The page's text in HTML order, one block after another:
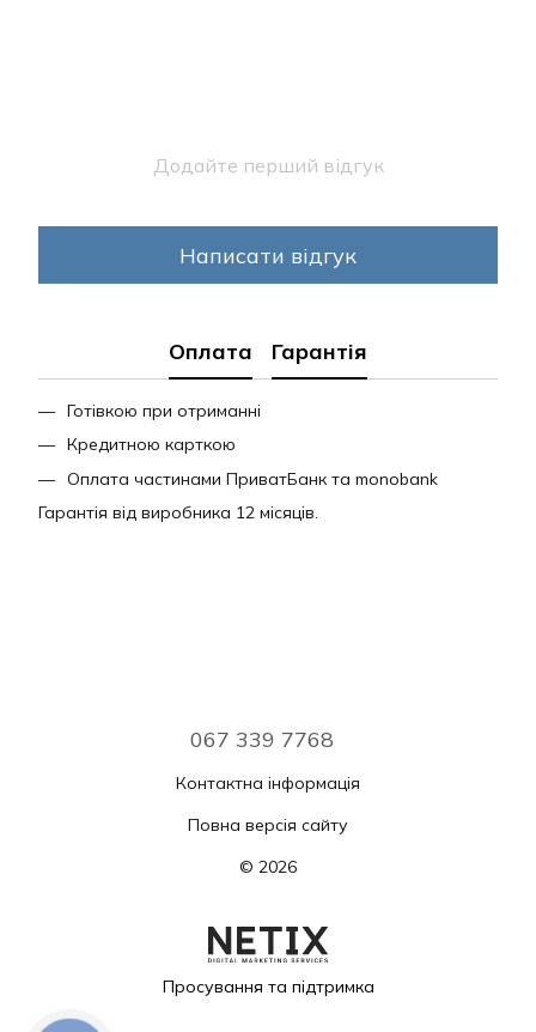
Додайте перший відгук
Написати відгук
Оплата Гарантія
Готівкою при отриманні
Кредитною карткою
Оплата частинами ПриватБанк та monobank
Гарантія від виробника 12 місяців.
067 339 7768
Контактна інформація
Повна версія сайту
© 2026
Просування та підтримка